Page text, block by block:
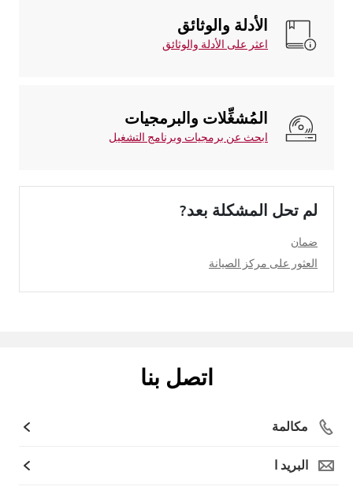
الأدلة والوثائق
اعثر على الأدلة والوثائق
المُشغِّلات والبرمجيات
ابحث عن برمجيات وبرنامج التشغيل
لم تحل المشكلة بعد?
ضمان
العثور على مركز الصيانة
اتصل بنا
مكالمة
البريد ا